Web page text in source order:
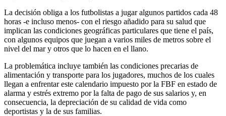
La decisión obliga a los futbolistas a jugar algunos partidos cada 48
horas -e incluso menos- con el riesgo añadido para su salud que
implican las condiciones geográficas particulares que tiene el país,
con algunos equipos que juegan a varios miles de metros sobre el
nivel del mar y otros que lo hacen en el llano.
La problemática incluye también las condiciones precarias de
alimentación y transporte para los jugadores, muchos de los cuales
llegan a enfrentar este calendario impuesto por la FBF en estado de
alarma y estrés extremo por la falta de pago de sus salarios y, en
consecuencia, la depreciación de su calidad de vida como
deportistas y la de sus familias.